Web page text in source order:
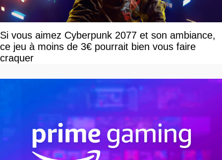
Si vous aimez Cyberpunk 2077 et son ambiance,
ce jeu à moins de 3€ pourrait bien vous faire
craquer